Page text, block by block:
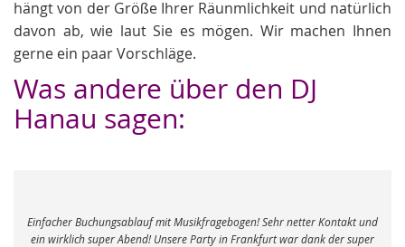
hängt von der Größe Ihrer Räunmlichkeit und natürlich
davon ab, wie laut Sie es mögen. Wir machen Ihnen
gerne ein paar Vorschläge.
Was andere über den DJ
Hanau sagen:
Musikfragebogen! Sehr netter Kontakt und
Party in Frankfurt war dank der super
hört und liest man viel über
zerstören können. Bei